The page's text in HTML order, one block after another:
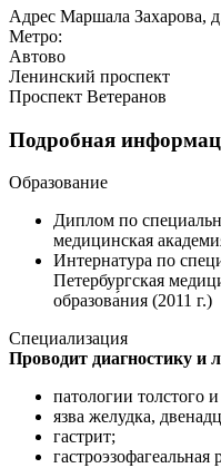
Адрес Маршала Захарова,
Метро:
Автово
Ленинский проспект
Проспект Ветеранов
Подробная
Образование
Диплом по
медицинская
Интернатура по
Петербургская
образова́ния (2011 г.)
Специализация
Проводит диагностику и
патологии толстого
язва желудка,
гастрит;